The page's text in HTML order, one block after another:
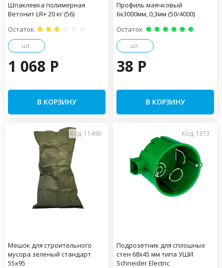
Шпаклевка полимерная
Ветонит LR+ 20 кг (56)
Остаток
шт.
1 068 P
В КОРЗИНУ
Профиль маячковый
6х3000мм, 0,3мм (50/4000)
Остаток
шт.
38 P
В КОРЗИНУ
Код: 11490
Мешок для строительного
мусора зеленый стандарт
55х95
Код: 1373
Подрозетник для сплошных
стен 68х45 мм типа УШИ
Schneider Electric